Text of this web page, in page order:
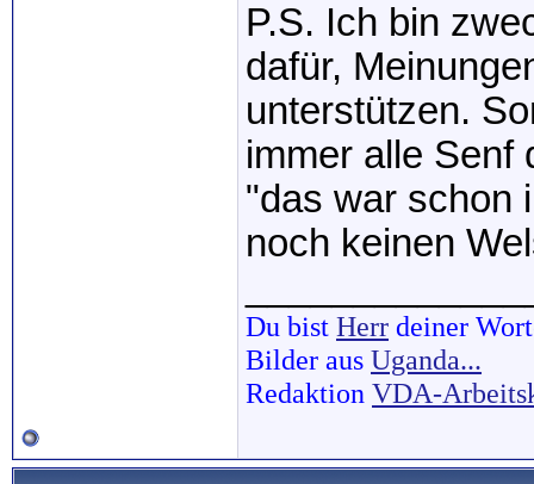
P.S. Ich bin
dafür,
unterstützen.
immer alle Senf
"das war schon
noch keinen
Du bist Herr deiner
Bilder aus Uganda...
Redaktion VDA-